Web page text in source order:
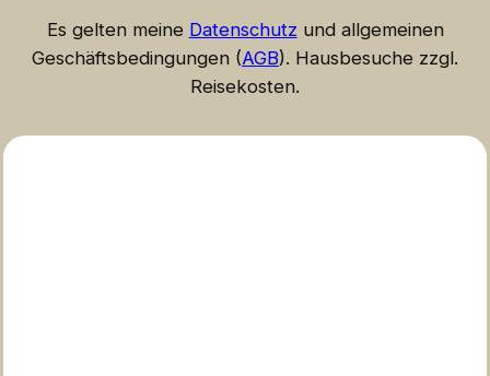
Es gelten meine Datenschutz und allgemeinen
Geschäftsbedingungen (AGB). Hausbesuche zzgl.
Reisekosten.